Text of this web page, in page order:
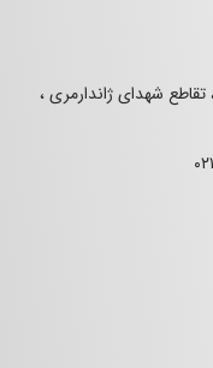
تقاطع شهدای ژاندارمری ،